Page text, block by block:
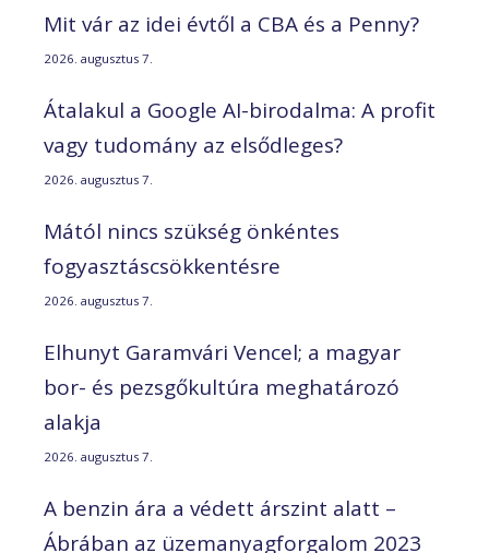
Mit vár az idei évtől a CBA és a Penny?
2026. augusztus 7.
Átalakul a Google AI-birodalma: A profit
vagy tudomány az elsődleges?
2026. augusztus 7.
Mától nincs szükség önkéntes
fogyasztáscsökkentésre
2026. augusztus 7.
Elhunyt Garamvári Vencel; a magyar
bor- és pezsgőkultúra meghatározó
alakja
2026. augusztus 7.
A benzin ára a védett árszint alatt –
Ábrában az üzemanyagforgalom 2023